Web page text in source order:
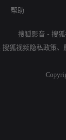
帮助
搜狐影音 - 搜
搜狐视频隐私政策、